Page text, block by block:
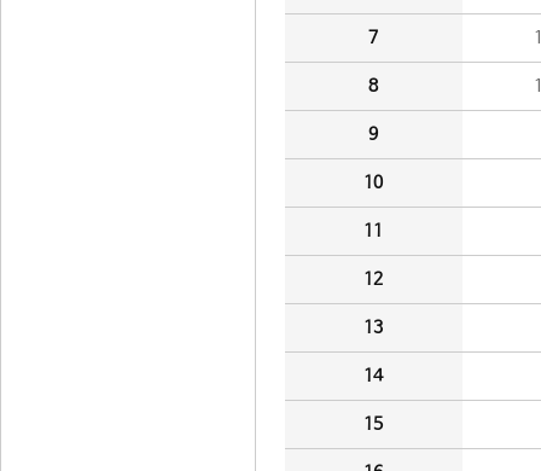
7
8
9
10
11
12
13
14
15